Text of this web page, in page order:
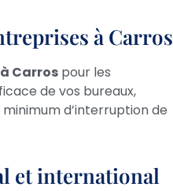
à Carros
Carros pour les
de vos bureaux,
d’interruption de
et international